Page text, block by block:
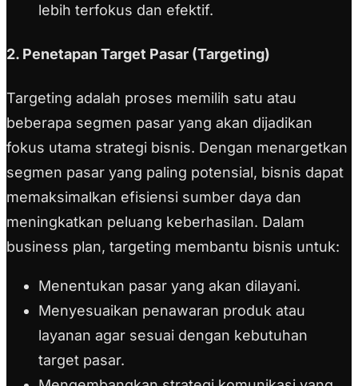
lebih terfokus dan efektif.
2. Penetapan Target Pasar (Targeting)
Targeting adalah proses memilih satu atau
beberapa segmen pasar yang akan dijadikan
fokus utama strategi bisnis. Dengan menargetkan
segmen pasar yang paling potensial, bisnis dapat
memaksimalkan efisiensi sumber daya dan
meningkatkan peluang keberhasilan. Dalam
business plan, targeting membantu bisnis untuk:
Menentukan pasar yang akan dilayani.
Menyesuaikan penawaran produk atau
layanan agar sesuai dengan kebutuhan
target pasar.